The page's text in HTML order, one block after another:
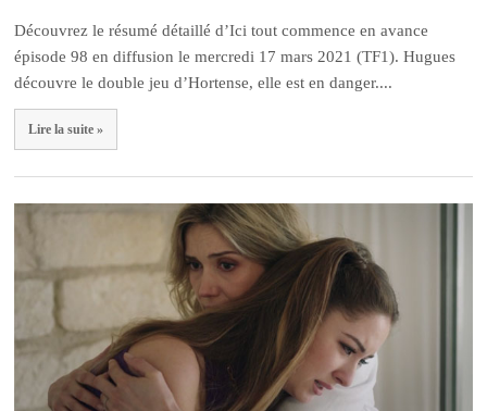
Découvrez le résumé détaillé d’Ici tout commence en avance
épisode 98 en diffusion le mercredi 17 mars 2021 (TF1). Hugues
découvre le double jeu d’Hortense, elle est en danger....
Lire la suite »